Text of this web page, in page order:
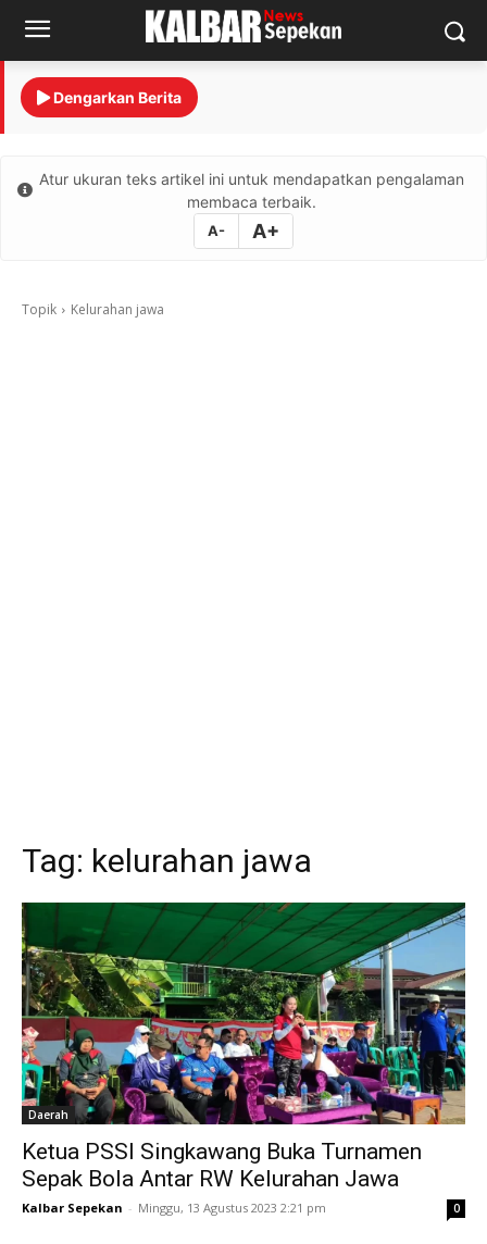
Dengarkan Berita
Atur ukuran teks artikel ini untuk mendapatkan pengalaman
membaca terbaik.
A- A+
Topik Kelurahan jawa
Tag: kelurahan jawa
Daerah
Ketua PSSI Singkawang Buka Turnamen
Sepak Bola Antar RW Kelurahan Jawa
Kalbar Sepekan - Minggu, 13 Agustus 2023 2:21 pm 0